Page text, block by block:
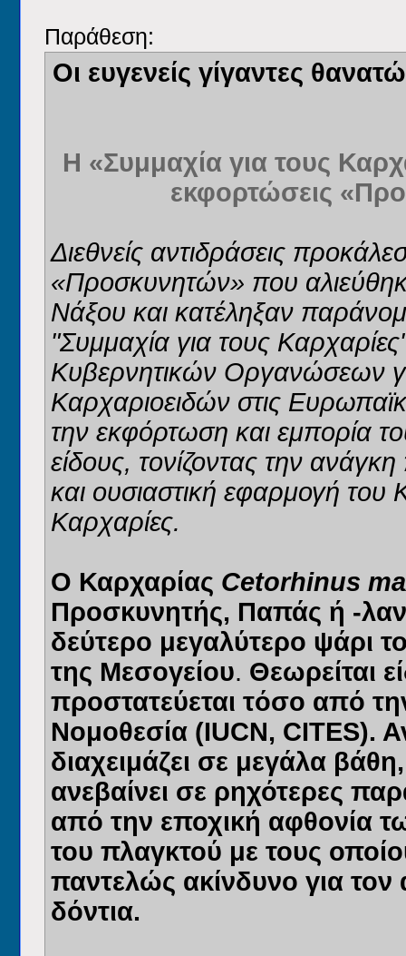
Παράθεση:
Οι ευγενείς γίγαντες
Η «Συμμαχία για τους
εκφορτώσεις
Διεθνείς αντιδράσεις
«Προσκυνητών» που
Νάξου και κατέληξαν
"Συμμαχία για τους
Κυβερνητικών Οργανώσεων
Καρχαριοειδών στις
την εκφόρτωση και εμπορία
είδους, τονίζοντας την
και ουσιαστική εφαρμογή του
Καρχαρίες.
Ο Καρχαρίας Cetorhinus
Προσκυνητής, Παπάς ή -
δεύτερο μεγαλύτερο ψάρι
της Μεσογείου. Θεωρείται
προστατεύεται τόσο από
Νομοθεσία (IUCN, CITES).
διαχειμάζει σε μεγάλα
ανεβαίνει σε ρηχότερες
από την εποχική αφθονία
του πλαγκτού με τους
παντελώς ακίνδυνο για
δόντια.